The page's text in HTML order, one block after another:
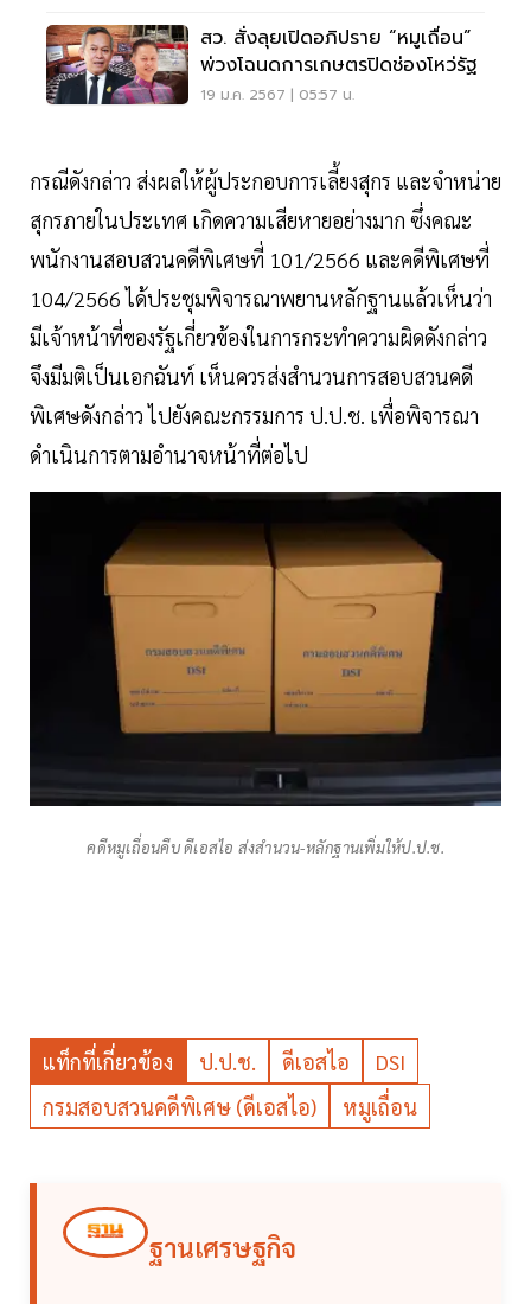
สว. สั่งลุยเปิดอภิปราย “หมูเถื่อน”
พ่วงโฉนดการเกษตรปิดช่องโหว่รัฐ
19 ม.ค. 2567 | 05:57 น.
กรณีดังกล่าว ส่งผลให้ผู้ประกอบการเลี้ยงสุกร และจำหน่าย
สุกรภายในประเทศ เกิดความเสียหายอย่างมาก ซึ่งคณะ
พนักงานสอบสวนคดีพิเศษที่ 101/2566 และคดีพิเศษที่
104/2566 ได้ประชุมพิจารณาพยานหลักฐานแล้วเห็นว่า
มีเจ้าหน้าที่ของรัฐเกี่ยวข้องในการกระทำความผิดดังกล่าว
จึงมีมติเป็นเอกฉันท์ เห็นควรส่งสำนวนการสอบสวนคดี
พิเศษดังกล่าว ไปยังคณะกรรมการ ป.ป.ช. เพื่อพิจารณา
ดำเนินการตามอำนาจหน้าที่ต่อไป
คดีหมูเถื่อนคืบ ดีเอสไอ ส่งสำนวน-หลักฐานเพิ่มให้ป.ป.ช.
แท็กที่เกี่ยวข้อง ป.ป.ช. ดีเอสไอ
DSI
กรมสอบสวนคดีพิเศษ (ดีเอสไอ)
หมูเถื่อน
ฐานเศรษฐกิจ